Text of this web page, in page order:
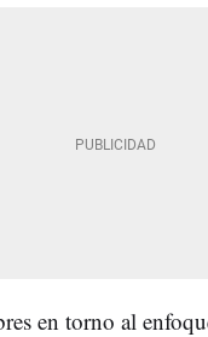
en torno al